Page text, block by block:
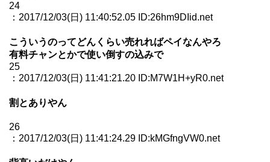
24
：2017/12/03(日) 11:40:52.05 ID:26hm9DIid.net
こういうのってどんくらい売れればペイなんやろ
有料チャンとかで使い倒すの込みで
25
：2017/12/03(日) 11:41:21.20 ID:M7W1H+yR0.net
割とありやん
26
：2017/12/03(日) 11:41:24.29 ID:kMGfngVW0.net